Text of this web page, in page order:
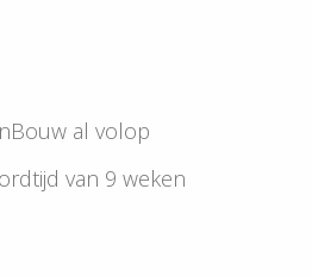
al volop
van 9 weken